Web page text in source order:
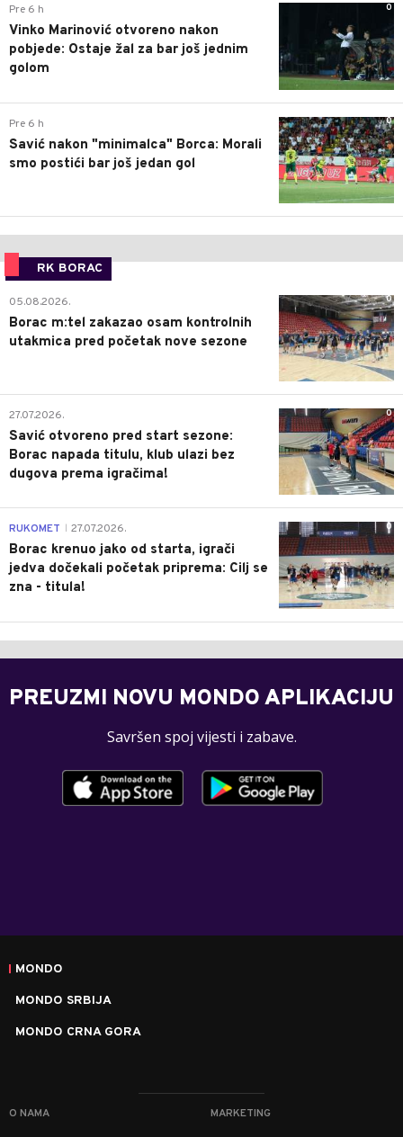
0
Pre 6 h
Vinko Marinović otvoreno nakon
pobjede: Ostaje žal za bar još jednim
golom
0
Pre 6 h
Savić nakon "minimalca" Borca: Morali
smo postići bar još jedan gol
RK BORAC
0
05.08.2026.
Borac m:tel zakazao osam kontrolnih
utakmica pred početak nove sezone
0
27.07.2026.
Savić otvoreno pred start sezone:
Borac napada titulu, klub ulazi bez
dugova prema igračima!
0
RUKOMET 27.07.2026.
Borac krenuo jako od starta, igrači
jedva dočekali početak priprema: Cilj se
zna - titula!
PREUZMI NOVU MONDO APLIKACIJU
Savršen spoj vijesti i zabave.
MONDO
MONDO SRBIJA
MONDO CRNA GORA
O NAMA MARKETING